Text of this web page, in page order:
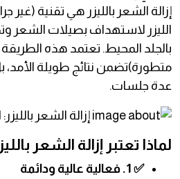
إزالة الشعر بالليزر هي تقنية
الليزر لاستهداف بصيلات الشعر
بالجلد المحيط. تعتمد هذه الطريقة
متطورة)تضمن نتائج طويلة
عدة جلسات.
لماذا تعتبر إزالة الشعر
✅ 1. فعالية عالية ودائمة